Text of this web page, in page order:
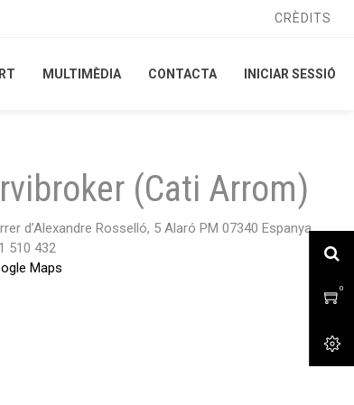
CRÈDITS
0
MULTIMÈDIA CONTACTA INICIAR SESSIÓ
CRÈDITS
0
MULTIMÈDIA CONTACTA INICIAR SESSIÓ
(Cati Arrom)
d’Alexandre Rosselló, 5 Alaró PM 07340 Espanya
510 432
Maps